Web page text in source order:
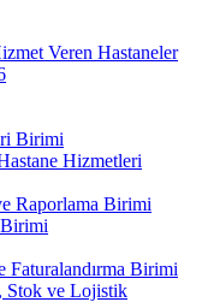
Veren Hastaneler
Birimi
Hizmetleri
Raporlama Birimi
Faturalandırma Birimi
Stok ve Lojistik